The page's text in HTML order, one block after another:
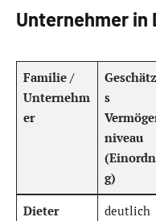
Unternehmer in
Familie /
Unternehm
er
s
niveau
g)
Dieter
deutlich